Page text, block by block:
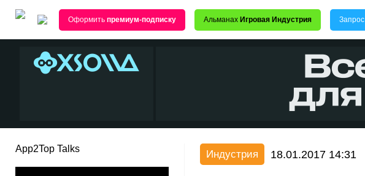
Оформить премиум-подписку Альманах Игровая Индустрия Запрос
App2Top Talks Индустрия 18.01.2017 14:31